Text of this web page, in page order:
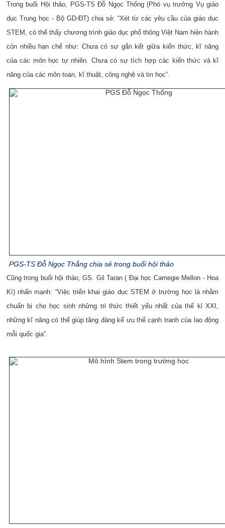
Trong buổi Hội thảo, PGS-TS Đỗ Ngọc Thống (Phó vụ trưởng Vụ giáo
dục Trung học - Bộ GD-ĐT) chia sẻ: “Xét từ các yêu cầu của giáo dục
STEM, có thể thấy chương trình giáo dục phổ thông Việt Nam hiện hành
còn nhiều hạn chế như: Chưa có sự gắn kết giữa kiến thức, kĩ năng
của các môn học tự nhiên. Chưa có sự tích hợp các kiến thức và kĩ
năng của các môn toán, kĩ thuật, công nghệ và tin học”.
PGS-TS Đỗ Ngọc Thắng chia sẻ trong buổi hội thảo
Cũng trong buổi hội thảo, GS. Gil Taran ( Đại học Carnegie Mellon - Hoa
Kì) nhấn mạnh: “Việc triển khai giáo dục STEM ở trường học là nhằm
chuẩn bị cho học sinh những tri thức thiết yếu nhất của thế kỉ XXI,
những kĩ năng có thể giúp tăng đáng kể ưu thế cạnh tranh của lao động
mỗi quốc gia”.